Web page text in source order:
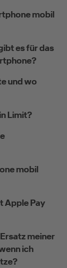
mobil
es für das
und wo
Limit?
mobil
Apple Pay
meiner
ich